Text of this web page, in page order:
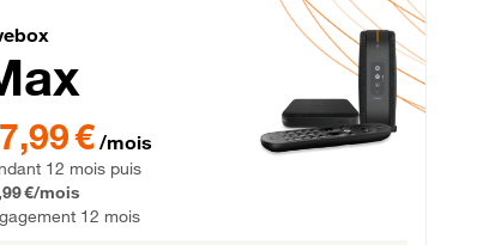
mois
Max Fibre
€ par mois pendant 12 mois puis 57,99 € par mois,
€/mois
12 mois puis
€/mois
12 mois